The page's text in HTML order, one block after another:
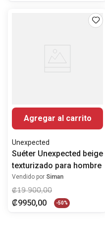
Agregar al carrito
Unexpected
Suéter Unexpected beige
texturizado para hombre
Vendido por Siman
₡19 900,00
₡9950,00 -50%